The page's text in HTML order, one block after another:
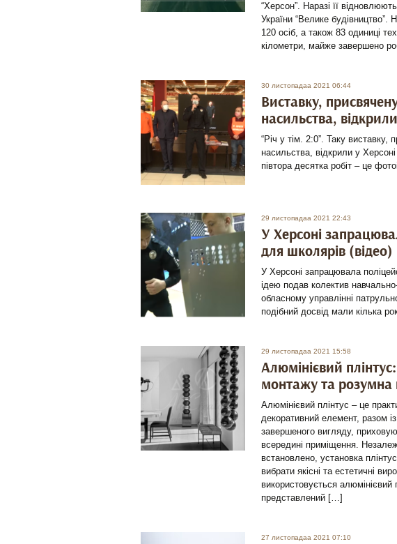
“Херсон”. Наразі її
України “Велике будівництво”.
120 осіб, а також 83 одиниці
кілометри, майже завершено
30 листопадаа 2021 06:44
Виставку,
насильства,
“Річ у тім. 2:0”. Таку
насильства, відкрили у
півтора десятка робіт – це
29 листопадаа 2021 22:43
У Херсоні
для школярів (відео)
У Херсоні запрацювала
ідею подав колектив
обласному управлінні
подібний досвід мали кілька
29 листопадаа 2021 15:58
Алюмінієвий
монтажу та розумна
Алюмінієвий плінтус – це
декоративний елемент, разом
завершеного вигляду,
всередині приміщення.
встановлено, установка
вибрати якісні та естетичні
використовується алюмінієвий
представлений […]
27 листопадаа 2021 07:10